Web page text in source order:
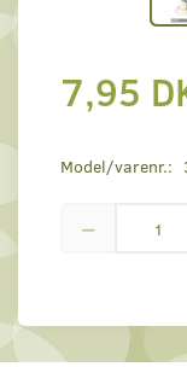
7,95
Model/varenr.: